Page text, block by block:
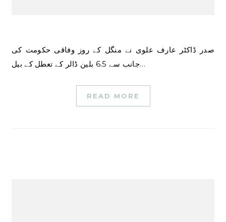
صدر ڈاکٹر عارف علوی نے منگل کے روز وفاقی حکومت کی
جانب سے 6.5 بلین ڈالر کے تعطل کے بیل…
READ MORE